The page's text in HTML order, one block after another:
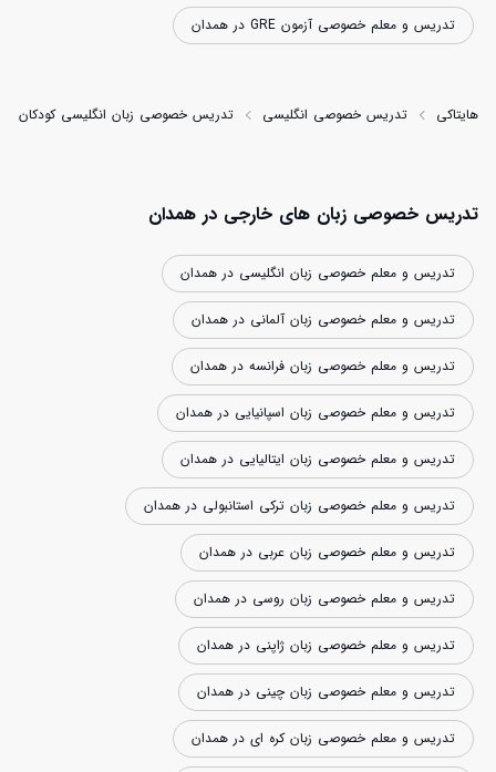
تدریس و معلم خصوصی آزمون GRE در همدان
هایتاکی تدریس خصوصی انگلیسی تدریس خصوصی زبان انگلیسی کودکان
تدریس خصوصی زبان های خارجی در همدان
تدریس و معلم خصوصی زبان انگلیسی در همدان
تدریس و معلم خصوصی زبان آلمانی در همدان
تدریس و معلم خصوصی زبان فرانسه در همدان
تدریس و معلم خصوصی زبان اسپانیایی در همدان
تدریس و معلم خصوصی زبان ایتالیایی در همدان
تدریس و معلم خصوصی زبان ترکی استانبولی در همدان
تدریس و معلم خصوصی زبان عربی در همدان
تدریس و معلم خصوصی زبان روسی در همدان
تدریس و معلم خصوصی زبان ژاپنی در همدان
تدریس و معلم خصوصی زبان چینی در همدان
تدریس و معلم خصوصی زبان کره ای در همدان